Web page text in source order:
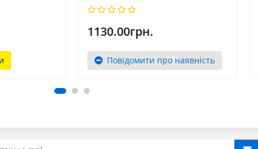
1130.00грн.
Повідомити про наявність